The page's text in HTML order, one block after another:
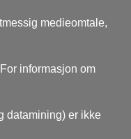
medieomtale,
informasjon om
datamining) er ikke